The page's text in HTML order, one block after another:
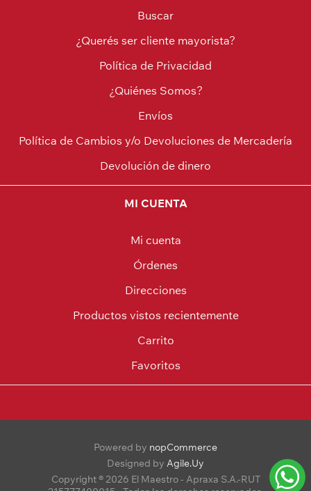
Buscar
¿Querés ser cliente mayorista?
Política de Privacidad
¿Quiénes Somos?
Envíos
Política de Cambios y/o Devoluciones de Mercadería
Devolución de dinero
MI CUENTA
Mi cuenta
Órdenes
Direcciones
Productos vistos recientemente
Carrito
Favoritos
Powered by nopCommerce
Designed by Agile.Uy
Copyright ® 2026 El Maestro - Apraxa S.A.-RUT